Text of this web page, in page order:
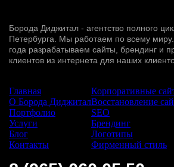
Борода Диджитал - агентство полного
Петербурга. Мы работаем по всему
года разрабатываем сайты, брендинг и
клиентов из интернета для наших
Главная
О Борода Диджитал
Портфолио
Услуги
Блог
Контакты
Корпоративные
Восстановление
SEO
Брендинг
Логотипы
Фирменный стиль